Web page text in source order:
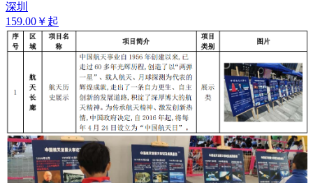
深圳
159.00￥起